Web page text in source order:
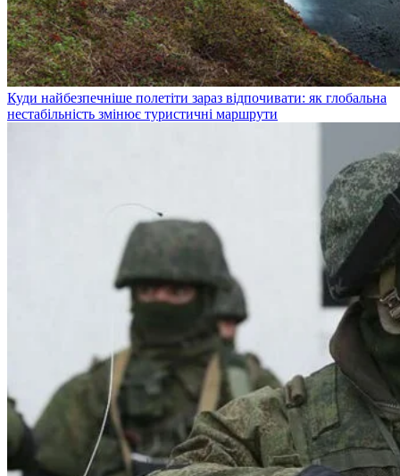
Куди найбезпечніше полетіти зараз відпочивати: як глобальна
нестабільність змінює туристичні маршрути